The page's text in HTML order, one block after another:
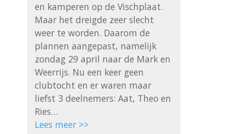
en kamperen op de Vischplaat.
Maar het dreigde zeer slecht
weer te worden. Daarom de
plannen aangepast, namelijk
zondag 29 april naar de Mark en
Weerrijs. Nu een keer geen
clubtocht en er waren maar
liefst 3 deelnemers: Aat, Theo en
Lees meer >>